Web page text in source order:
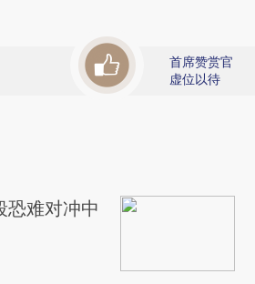
首席赞赏官
虚位以待
恐难对冲中